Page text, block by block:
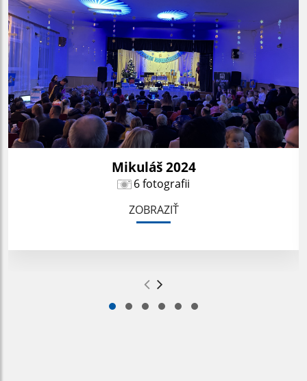
Mikuláš 2024
6 fotografii
ZOBRAZIŤ